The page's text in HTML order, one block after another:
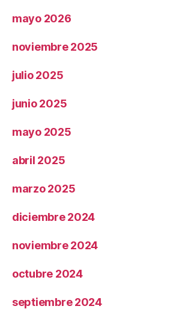
mayo 2026
noviembre 2025
julio 2025
junio 2025
mayo 2025
abril 2025
marzo 2025
diciembre 2024
noviembre 2024
octubre 2024
septiembre 2024